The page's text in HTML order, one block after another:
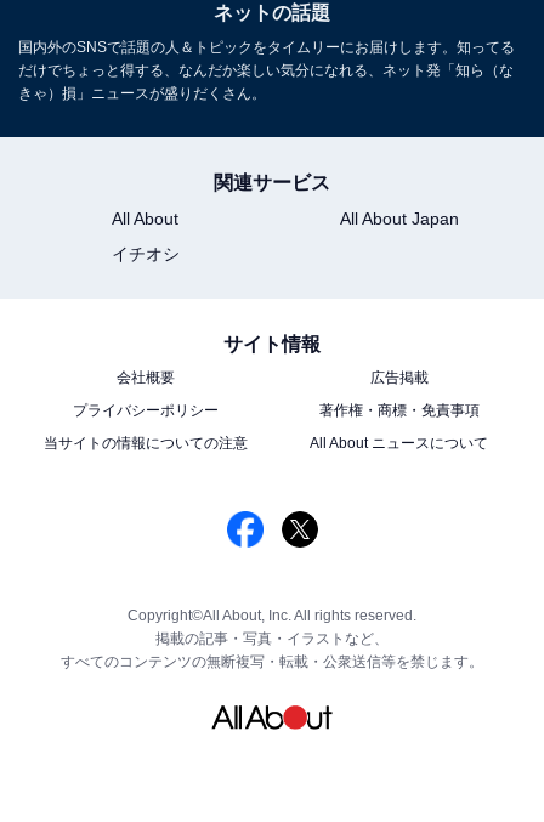
ネットの話題
国内外のSNSで話題の人＆トピックをタイムリーにお届けします。知ってる
だけでちょっと得する、なんだか楽しい気分になれる、ネット発「知ら（な
きゃ）損」ニュースが盛りだくさん。
関連サービス
All About
All About Japan
イチオシ
サイト情報
会社概要
広告掲載
プライバシーポリシー
著作権・商標・免責事項
当サイトの情報についての注意
All About ニュースについて
Copyright©All About, Inc. All rights reserved.
掲載の記事・写真・イラストなど、
すべてのコンテンツの無断複写・転載・公衆送信等を禁じます。